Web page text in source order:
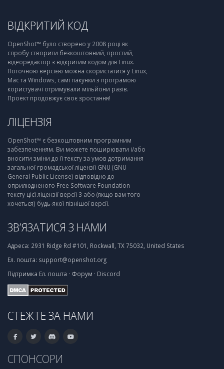
ВІДКРИТИЙ КОД
OpenShot™ було створено у 2008 році як
спробу створити безкоштовний, простий,
відеоредактор з відкритим кодом для Linux.
Поточною версією можна скористатися у Linux,
Mac та Windows, самі пакунки з програмою
користувачі отримували мільйони разів.
Проект продовжує своє зростання!
ЛІЦЕНЗІЯ
OpenShot™ є безкоштовним програмним
забезпеченням. Ви можете поширювати і/або
вносити зміни до її тексту за умов дотримання
загальної громадської ліцензії GNU (GNU
General Public License) відповідно до
оприлюдненого Free Software Foundation
тексту цієї ліцензії версії 3 або (якщо вам того
хочеться) будь-якої пізнішої версії.
ЗВ’ЯЗАТИСЯ З НАМИ
Адреса: 2931 Ridge Rd #101, Rockwall, TX 75032, United States
Ел. пошта: support@openshot.org
Підтримка Ел. пошта · Форум · Discord
СТЕЖТЕ ЗА НАМИ
СПОНСОРИ